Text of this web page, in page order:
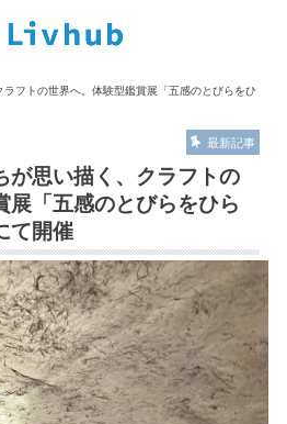
フトの世界へ。体験型鑑賞展「五感のとびらをひ
最新記事
が思い描く、クラフトの
展「五感のとびらをひら
て開催